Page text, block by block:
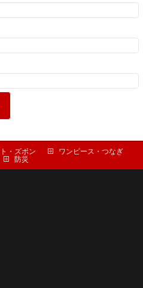
・ズボン
ワンピース・つなぎ
防災